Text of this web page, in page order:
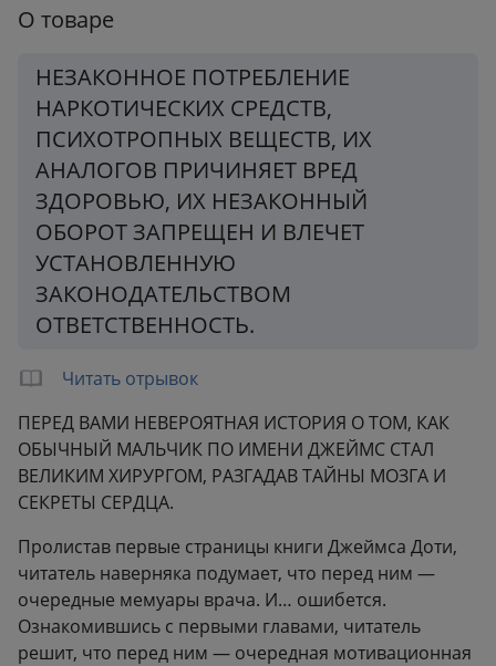
О товаре
НЕЗАКОННОЕ ПОТРЕБЛЕНИЕ
НАРКОТИЧЕСКИХ СРЕДСТВ,
ПСИХОТРОПНЫХ ВЕЩЕСТВ, ИХ
АНАЛОГОВ ПРИЧИНЯЕТ ВРЕД
ЗДОРОВЬЮ, ИХ НЕЗАКОННЫЙ
ОБОРОТ ЗАПРЕЩЕН И ВЛЕЧЕТ
УСТАНОВЛЕННУЮ
ЗАКОНОДАТЕЛЬСТВОМ
ОТВЕТСТВЕННОСТЬ.
Читать отрывок
ПЕРЕД ВАМИ НЕВЕРОЯТНАЯ ИСТОРИЯ О ТОМ, КАК
ОБЫЧНЫЙ МАЛЬЧИК ПО ИМЕНИ ДЖЕЙМС СТАЛ
ВЕЛИКИМ ХИРУРГОМ, РАЗГАДАВ ТАЙНЫ МОЗГА И
СЕКРЕТЫ СЕРДЦА.
Пролистав первые страницы книги Джеймса Доти,
читатель наверняка подумает, что перед ним —
очередные мемуары врача. И… ошибется.
Ознакомившись с первыми главами, читатель
решит, что перед ним — очередная мотивационная